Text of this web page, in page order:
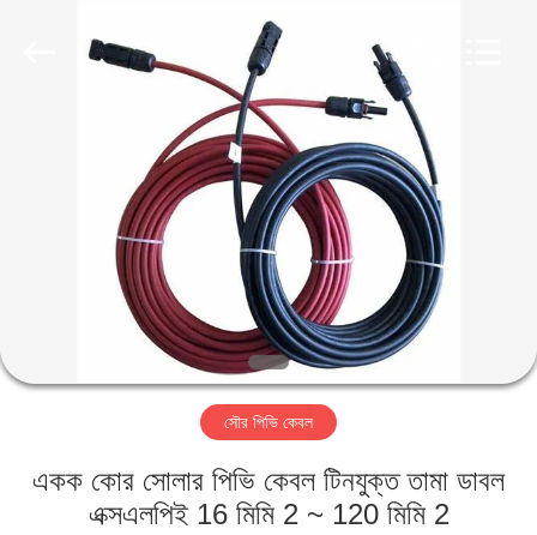
আমাদের
সম্পর্কে
কারখানা
সৌর পিভি কেবল
একক কোর সোলার পিভি কেবল টিনযুক্ত তামা ডাবল
এক্সএলপিই 16 মিমি 2 ~ 120 মিমি 2